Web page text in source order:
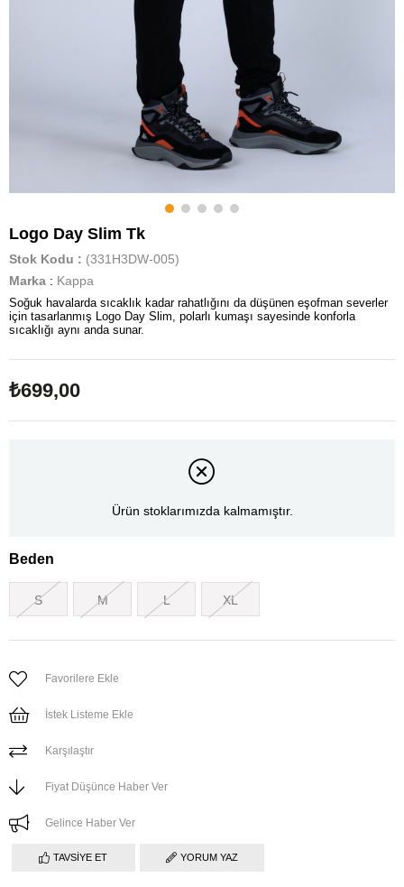
Logo Day Slim Tk
Stok Kodu
(331H3DW-005)
Marka : Kappa
Soğuk havalarda sıcaklık kadar rahatlığını da düşünen eşofman severler
için tasarlanmış Logo Day Slim, polarlı kumaşı sayesinde konforla
sıcaklığı aynı anda sunar.
₺699,00
Ürün stoklarımızda kalmamıştır.
Beden
S M L XL
Favorilere Ekle
İstek Listeme Ekle
Karşılaştır
Fiyat Düşünce Haber Ver
Gelince Haber Ver
TAVSIYE ET YORUM YAZ